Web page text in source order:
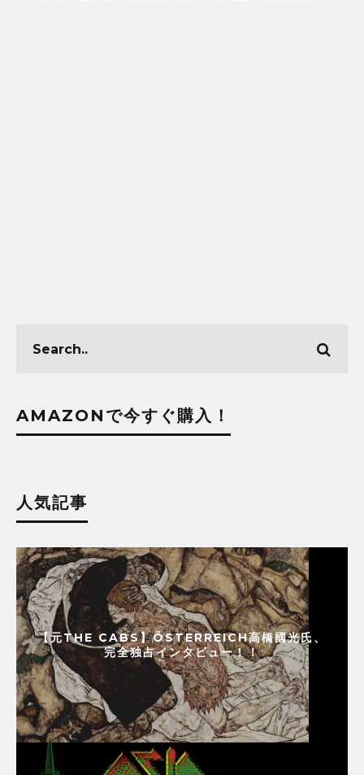
AMAZONで今すぐ購入！
人気記事
【元THE CABS】ÖSTERREICH高橋國光氏、
完全独占インタビュー！！